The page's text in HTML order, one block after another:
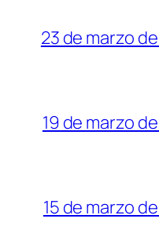
23 de marzo
19 de marzo
15 de marzo